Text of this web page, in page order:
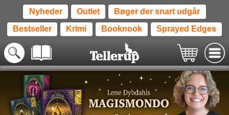
Nyheder Outlet Bøger der snart udgår
Bestseller Krimi Booknook Sprayed Edges